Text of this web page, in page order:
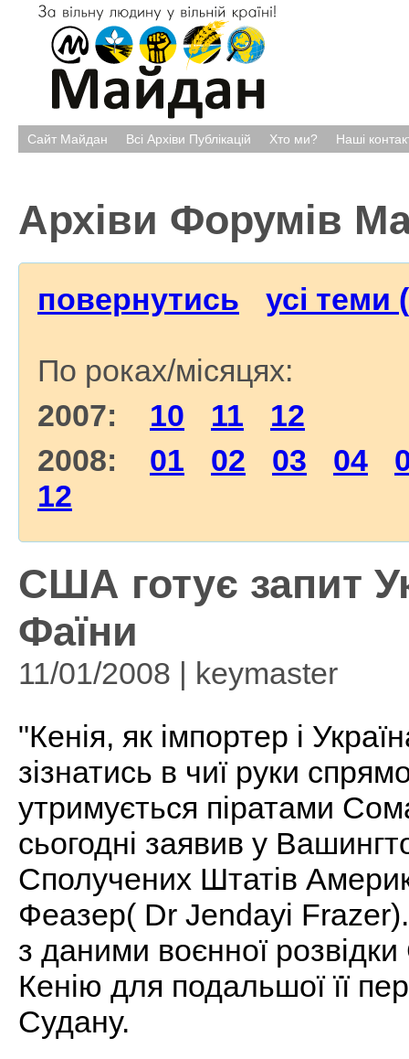
Сайт Майдан Всі Архіви Публікацій Хто ми? Наші
Архіви Форумів
повернутись усі теми
По роках/місяцях:
2007: 10 11
12
2008: 01 02 03 04
12
США готує запит
Фаїни
11/01/2008 | keymaster
"Кенія, як імпортер і
зізнатись в чиї руки
утримується піратами
сьогодні заявив у
Сполучених Штатів
Феазер( Dr Jendayi
з даними воєнної
Кенію для подальшої її
Судану.